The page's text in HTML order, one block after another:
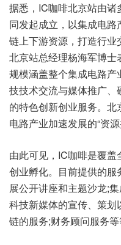
据悉，IC咖啡北京站由
同发起成立，以集成电
链上下游资源，打造行
北京站总经理杨海军博士
规模涵盖整个集成电路
技技术交流与媒体推广
的特色创新创业服务。
电路产业加速发展的“资源
由此可见，IC咖啡是覆
创业孵化。目前提供的
展公开讲座和主题沙龙;
科技新媒体的宣传、策
链的服务;财务顾问服务等